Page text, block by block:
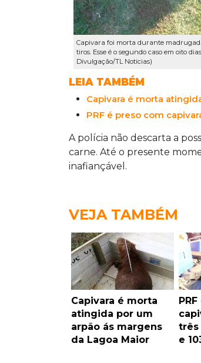
Capivara foi morta durante
tiros. Esse é o segundo caso em oito
Divulgação/TL Noticias)
LEIA TAMBÉM
Capivara é morta
PRF é preso com
A polícia não descarta a
carne. Até o presente
inafiançável.
VEJA TAMBÉM
Capivara é morta
atingida por um
arpão ás margens
da Lagoa Maior
três
e